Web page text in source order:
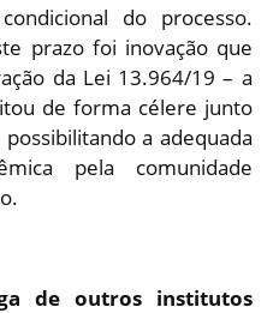
do processo.
prazo foi inovação que
da Lei 13.964/19 – a
de forma célere junto
a adequada
pela comunidade
de outros institutos